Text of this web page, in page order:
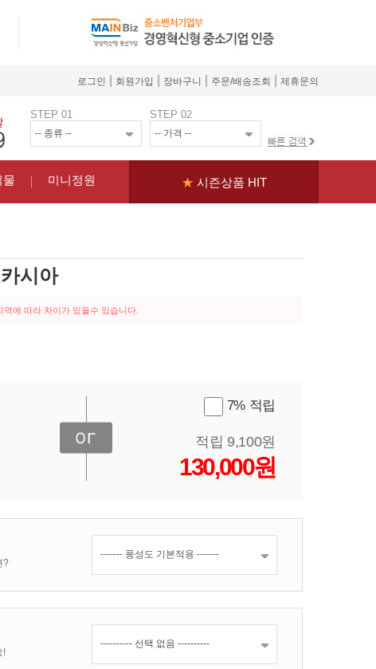
로그인 회원가입 장바구니 주문/배송조회 제휴문의
STEP 01 STEP 02
물 미니정원 ★ 시즌상품 HIT
시아
에 따라 차이가 있을수 있습니다.
7% 적립
적립 9,100원
130,000원
?
!